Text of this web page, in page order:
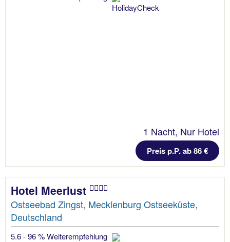
1 Nacht, Nur Hotel
Preis p.P. ab 86 €
Hotel Meerlust
Ostseebad Zingst, Mecklenburg Ostseeküste,
Deutschland
5.6 - 96 % Weiterempfehlung